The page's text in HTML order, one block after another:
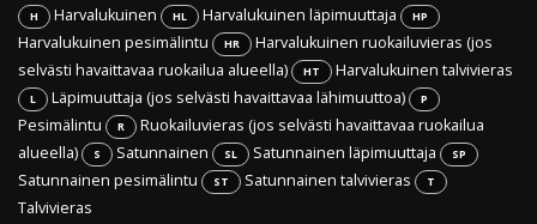
H Harvalukuinen HL Harvalukuinen läpimuuttaja HP
Harvalukuinen pesimälintu HR
Harvalukuinen ruokailuvieras (jos
selvästi havaittavaa ruokailua alueella)
HT Harvalukuinen talvivieras
L Läpimuuttaja (jos selvästi havaittavaa lähimuuttoa) P
Pesimälintu R
Ruokailuvieras (jos selvästi havaittavaa ruokailua
alueella)
S Satunnainen SL Satunnainen läpimuuttaja SP
Satunnainen pesimälintu ST Satunnainen talvivieras T
Talvivieras